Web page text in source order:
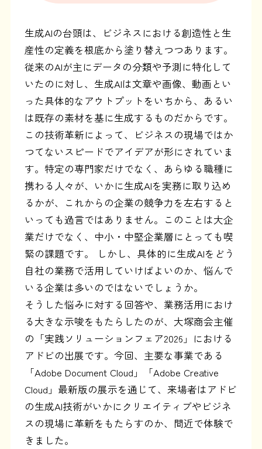
生成AIの台頭は、ビジネスにおける創造性と生
産性の定義を根底から塗り替えつつあります。
従来のAIが主にデータの分類や予測に特化して
いたのに対し、生成AIは文章や画像、動画とい
った具体的なアウトプットをいちから、あるい
は既存の素材を基に生成するものだからです。
この技術革新によって、ビジネスの現場ではか
つてないスピードでアイデアが形にされていま
す。特定の専門家だけでなく、あらゆる職種に
携わる人々が、いかに生成AIを実務に取り込め
るかが、これからの企業の競争力を左右すると
いっても過言ではありません。このことは大企
業だけでなく、中小・中堅企業層にとっても喫
緊の課題です。 しかし、具体的に生成AIをどう
自社の業務で活用していけばよいのか、悩んで
いる企業は多いのではないでしょうか。
そうした悩みに対する回答や、業務活用におけ
る大きな示唆をもたらしたのが、大塚商会主催
の「実践ソリューションフェア2026」における
アドビの出展です。今回、主要な事業である
「Adobe Document Cloud」「Adobe Creative
Cloud」最新版の展示を通じて、来場者はアドビ
の生成AI技術がいかにクリエイティブやビジネ
スの現場に革新をもたらすのか、間近で体験で
きました。